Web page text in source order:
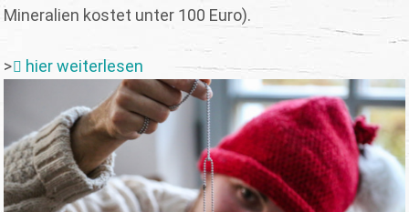
Mineralien kostet unter 100 Euro).
> hier weiterlesen